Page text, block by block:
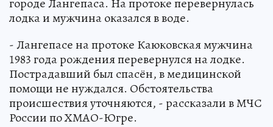
городе Лангепаса. На протоке перевернулась
лодка и мужчина оказался в воде.
- Лангепасе на протоке Каюковская мужчина
1983 года рождения перевернулся на лодке.
Пострадавший был спасён, в медицинской
помощи не нуждался. Обстоятельства
происшествия уточняются, - рассказали в МЧС
России по ХМАО-Югре.